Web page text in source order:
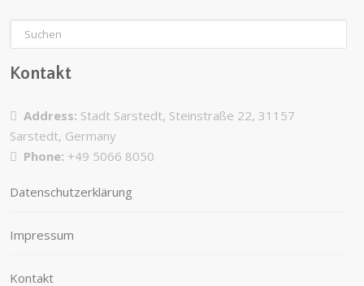
Kontakt
Address: Stadt Sarstedt, Steinstraße 22, 31157
Sarstedt, Germany
Phone: +49 5066 8050
Datenschutzerklärung
Impressum
Kontakt